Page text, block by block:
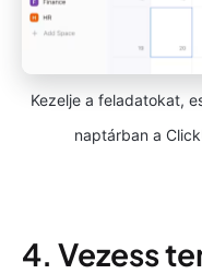
Kezelje a feladatokat,
naptárban a
4. Vezess